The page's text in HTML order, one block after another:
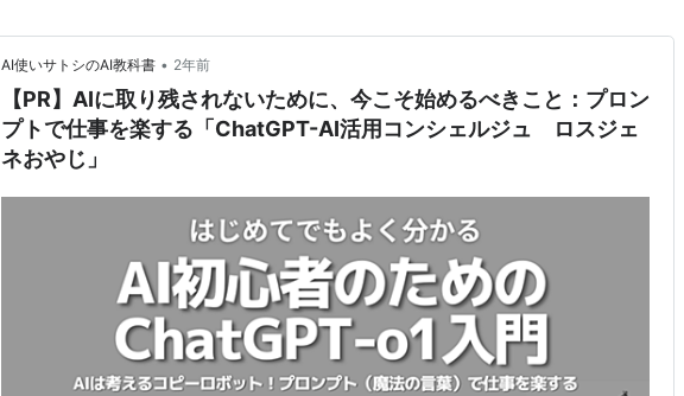
AI使いサトシのAI教科書 • 2年前
【PR】AIに取り残されないために、今こそ始めるべきこと：プロン
プトで仕事を楽する「ChatGPT-AI活用コンシェルジュ ロスジェ
ネおやじ」